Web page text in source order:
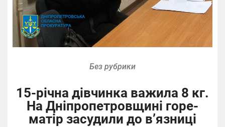
Без рубрики
15-річна дівчинка важила 8 кг.
На Дніпропетровщині горе-
матір засудили до в’язниці